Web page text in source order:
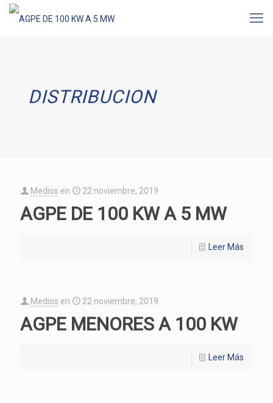
DISTRIBUCION
Medios en 22 noviembre, 2019
AGPE DE 100 KW A 5 MW
Leer Más
Medios en 22 noviembre, 2019
AGPE MENORES A 100 KW
Leer Más